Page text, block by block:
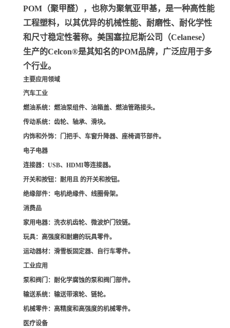
POM（聚甲醛）
，也称为聚氧亚甲基，是一种高性能
工程塑料，以其优异的机械性能、耐磨性、耐化学性
和尺寸稳定性著称。美国塞拉尼斯公司（Celanese）
生产的Celcon®是其知名的POM品牌，广泛应用于多
个行业。
主要应用领域
汽车工业
燃油系统：燃油泵组件、油箱盖、燃油管路接头。
传动系统：齿轮、轴承、滑块。
内饰和外饰：门把手、车窗升降器、座椅调节部件。
电子电器
连接器：USB、HDMI等连接器。
开关和按钮：耐用且 的开关和按钮。
绝缘部件：电机绝缘件、线圈骨架。
消费品
家用电器：洗衣机齿轮、微波炉门铰链。
玩具：高强度和耐磨的玩具零件。
运动器材：滑雪板固定器、自行车零件。
工业应用
泵和阀门 ：耐化学腐蚀的泵和阀门部件。
输送系统：输送带滚轮、链轮。
机械零件：高精度和高强度的机械零件。
医疗设备